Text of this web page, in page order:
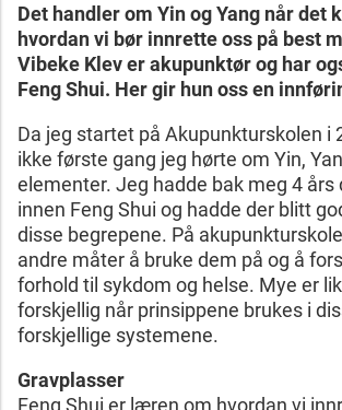
Det handler om Yin og Yang når det
hvordan vi bør innrette oss på best
Vibeke Klev er akupunktør og har
Feng Shui. Her gir hun oss en
Da jeg startet på Akupunkturskolen i
ikke første gang jeg hørte om Yin,
elementer. Jeg hadde bak meg 4 års
innen Feng Shui og hadde der blitt
disse begrepene. På
andre måter å bruke dem på og å
forhold til sykdom og helse. Mye er
forskjellig når prinsippene brukes i
forskjellige systemene.
Gravplasser
Feng Shui er læren om hvordan vi